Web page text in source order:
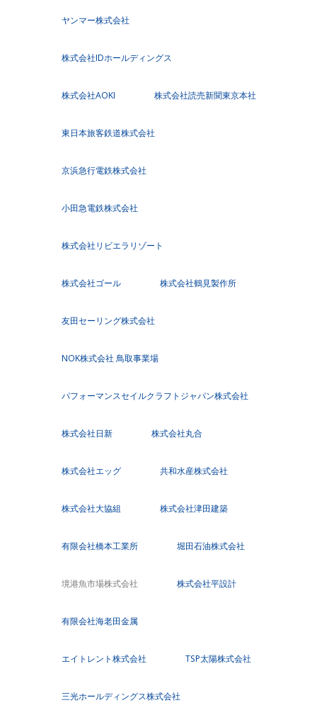
ヤンマー株式会社
株式会社IDホールディングス
株式会社AOKI 株式会社読売新聞東京本社
東日本旅客鉄道株式会社
京浜急行電鉄株式会社
小田急電鉄株式会社
株式会社リビエラリゾート
株式会社ゴール 株式会社鶴見製作所
友田セーリング株式会社
NOK株式会社 鳥取事業場
パフォーマンスセイルクラフトジャパン株式会社
株式会社日新 株式会社丸合
株式会社エッグ 共和水産株式会社
株式会社大協組 株式会社津田建築
有限会社橋本工業所 堀田石油株式会社
境港魚市場株式会社 株式会社平設計
有限会社海老田金属
エイトレント株式会社 TSP太陽株式会社
三光ホールディングス株式会社